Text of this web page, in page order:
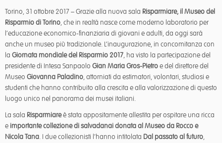
Torino, 31 ottobre 2017 – Grazie alla nuova sala Risparmiare, il Museo del
Risparmio di Torino, che in realtà nasce come moderno laboratorio per
l’educazione economico-finanziaria di giovani e adulti, da oggi sarà
anche un museo più tradizionale. L’inaugurazione, in concomitanza con
la Giornata mondiale del Risparmio 2017, ha visto la partecipazione del
presidente di Intesa Sanpaolo Gian Maria Gros-Pietroe del direttore del
Museo Giovanna Paladino, attorniati da estimatori, volontari, studiosi e
studenti che hanno contribuito alla crescita e alla valorizzazione di questo
luogo unico nel panorama dei musei italiani.
La sala Risparmiareè stata appositamente allestita per ospitare una ricca
e importante collezione di salvadanai donata al Museo da Rocco e
Nicola Tana. I due collezionisti l’hanno intitolata Dal passato al futuro,